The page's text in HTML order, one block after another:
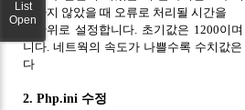
생하지 않았을 때 오류로 처리될 시간을
초단위로 설정합니다. 초기값은 1200이
니다. 네트웍의 속도가 나쁠수록 수치값
다
2. Php.ini 수정
List
Open